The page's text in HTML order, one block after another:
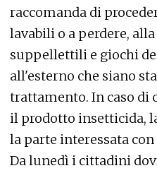
raccomanda di
lavabili o a perdere, alla
suppellettili e giochi
all'esterno che siano
trattamento. In caso di
il prodotto insetticida,
la parte interessata con
Da lunedì i cittadini